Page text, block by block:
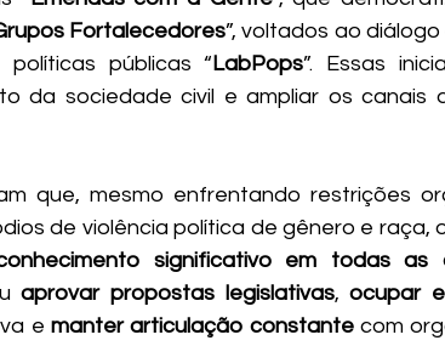
Fortalecedores”, voltados ao
públicas “LabPops”. Essas
da sociedade civil e ampliar os canais
que, mesmo enfrentando restrições
de violência política de gênero e raça,
significativo em todas as
aprovar propostas legislativas, ocupar
e manter articulação constante com